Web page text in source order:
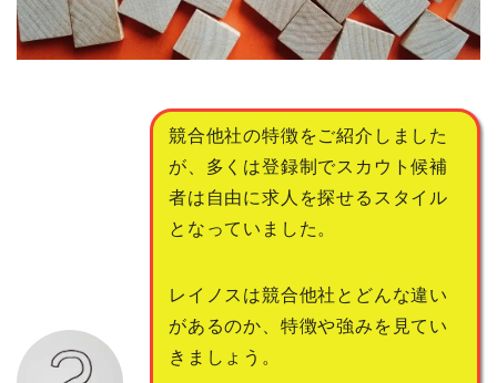
競合他社の特徴をご紹介しました
が、多くは登録制でスカウト候補
者は自由に求人を探せるスタイル
となっていました。
レイノスは競合他社とどんな違い
があるのか、特徴や強みを見てい
きましょう。